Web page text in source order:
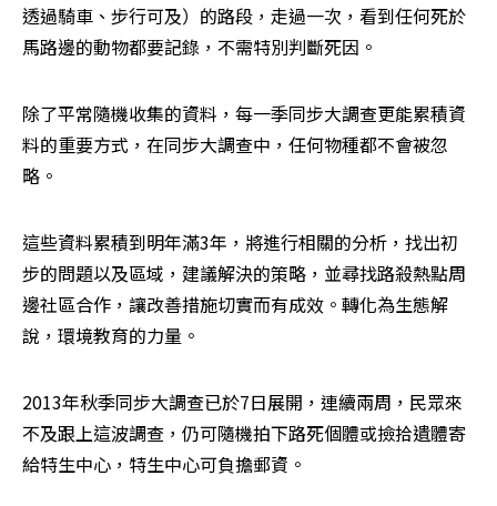
透過騎車、步行可及）的路段，走過一次，看到任何死於
馬路邊的動物都要記錄，不需特別判斷死因。
除了平常隨機收集的資料，每一季同步大調查更能累積資
料的重要方式，在同步大調查中，任何物種都不會被忽
略。
這些資料累積到明年滿3年，將進行相關的分析，找出初
步的問題以及區域，建議解決的策略，並尋找路殺熱點周
邊社區合作，讓改善措施切實而有成效。轉化為生態解
說，環境教育的力量。
2013年秋季同步大調查已於7日展開，連續兩周，民眾來
不及跟上這波調查，仍可隨機拍下路死個體或撿拾遺體寄
給特生中心，特生中心可負擔郵資。